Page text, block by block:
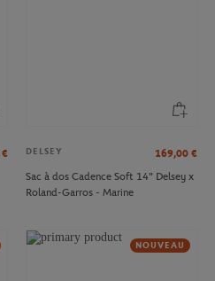
€
DELSEY 169,00 €
Sac à dos Cadence Soft 14" Delsey x
Roland-Garros - Marine
NOUVEAU